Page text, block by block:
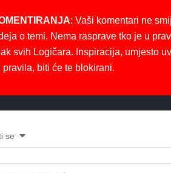
: Vaši komentari ne
o temi. Nema rasprave tko je u
svih Logičara. Inspiracija, umjesto
pravila, biti će te blokirani.
se